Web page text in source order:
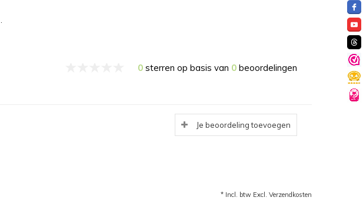
0 sterren op basis van 0 beoordelingen
Je beoordeling toevoegen
* Incl. btw Excl. Verzendkosten